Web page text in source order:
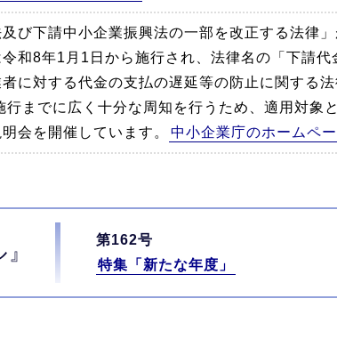
及び下請中小企業振興法の一部を改正する法律
和8年1月1日から施行され、法律名の「下請
に対する代金の支払の遅延等の防止に関する
までに広く十分な周知を行うため、適用対象
会を開催しています。
中小企業庁のホームペ
第162号
特集「新たな年度」